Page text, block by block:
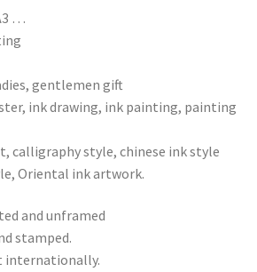
…
gentlemen gift
ink drawing, ink painting, painting
calligraphy style, chinese ink style
Oriental ink artwork.
and unframed
stamped.
internationally.